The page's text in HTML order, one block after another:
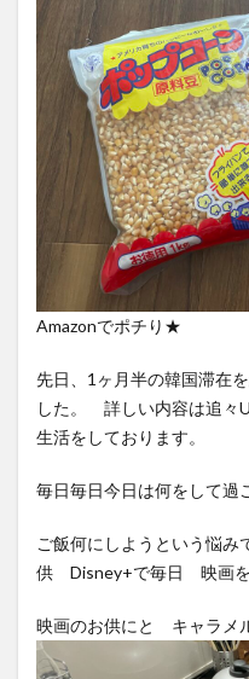
Amazonでポチり★
先日、1ヶ月半の韓国滞在
した。 詳しい内容は追々
生活をしております。
毎日毎日今日は何をして過
ご飯何にしようという悩み
供 Disney+で毎日 映画を
映画のお供にと キャラメ